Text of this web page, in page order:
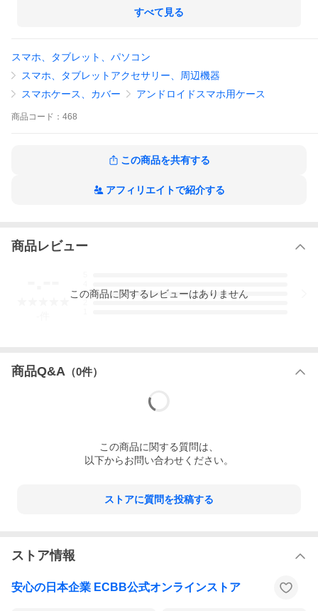
すべて見る
スマホ、タブレット、パソコン
スマホ、タブレットアクセサリー、周辺機器
スマホケース、カバー
アンドロイドスマホ用ケース
商品 コード： 468
この商品を共有する
アフィリエイトで紹介する
商品レビュー
3
この商品に関するレビューはありません
商品Q&A （0件）
この商品に関する質問は、
以下からお問い合わせください。
ストアに質問を投稿する
ストア情報
安心の日本企業 ECBB公式オンラインストア